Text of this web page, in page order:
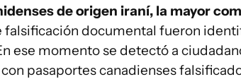
de origen iraní, la mayor
falsificación documental fueron
ese momento se detectó a
pasaportes canadienses